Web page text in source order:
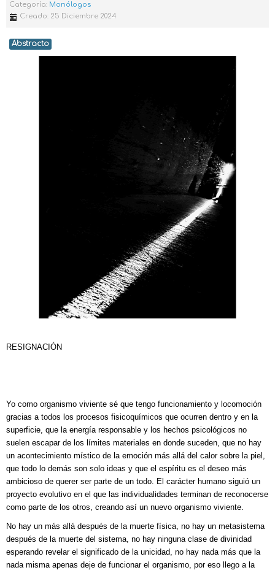
Categoría: Monólogos
Creado: 25 Diciembre 2024
Abstracto
RESIGNACIÓN
Yo como organismo viviente sé que tengo funcionamiento y locomoción
gracias a todos los procesos fisicoquímicos que ocurren dentro y en la
superficie, que la energía responsable y los hechos psicológicos no
suelen escapar de los límites materiales en donde suceden, que no hay
un acontecimiento místico de la emoción más allá del calor sobre la piel,
que todo lo demás son solo ideas y que el espíritu es el deseo más
ambicioso de querer ser parte de un todo. El carácter humano siguió un
proyecto evolutivo en el que las individualidades terminan de reconocerse
como parte de los otros, creando así un nuevo organismo viviente.
No hay un más allá después de la muerte física, no hay un metasistema
después de la muerte del sistema, no hay ninguna clase de divinidad
esperando revelar el significado de la unicidad, no hay nada más que la
nada misma apenas deje de funcionar el organismo, por eso llego a la